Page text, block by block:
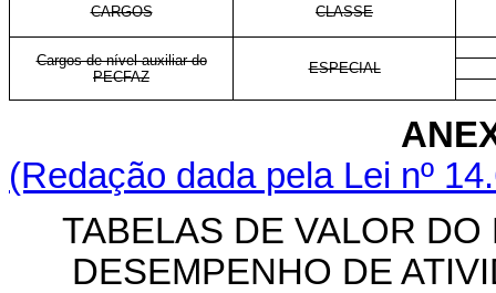
CARGOS CLASSE
Cargos de nível auxiliar do
PECFAZ
ESPECIAL
(Redação dada pela Lei nº
TABELAS DE VALOR
DESEMPENHO DE